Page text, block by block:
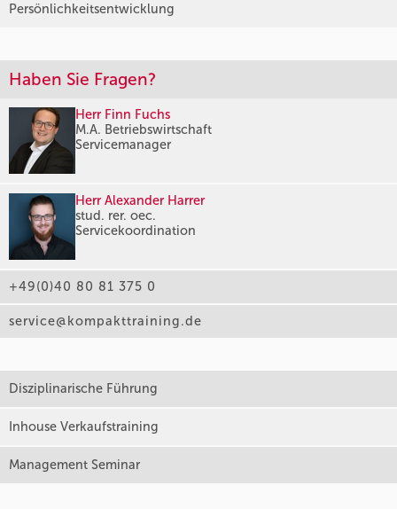
Persönlichkeitsentwicklung
Haben Sie Fragen?
Herr Finn Fuchs
M.A. Betriebswirtschaft
Servicemanager
Herr Alexander Harrer
stud. rer. oec.
Servicekoordination
+49(0)40 80 81 375 0
service@kompakttraining.de
Disziplinarische Führung
Inhouse Verkaufstraining
Management Seminar